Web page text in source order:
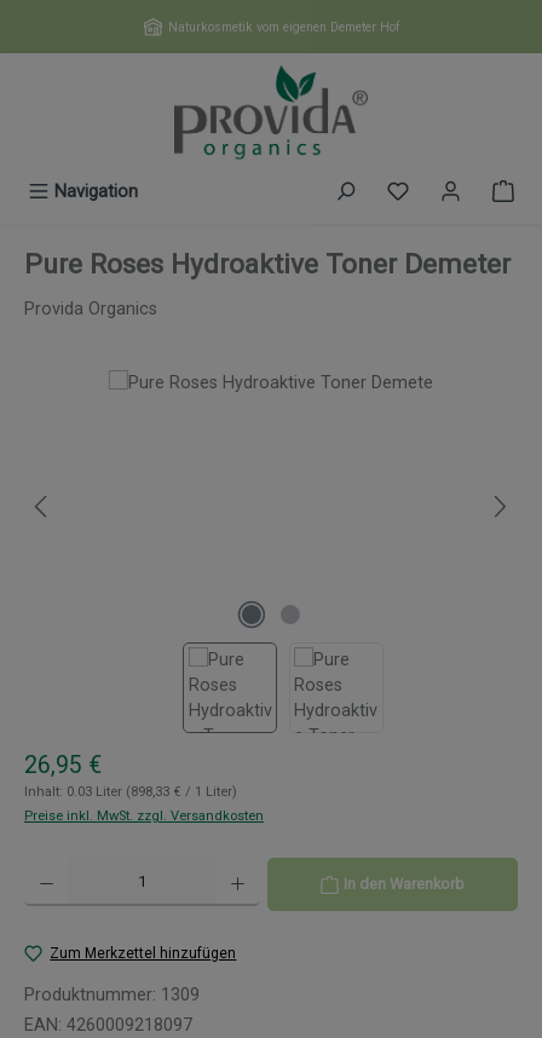
Zum Hauptinhalt springenNaturkosmetik vom eigenen Demeter Hof
Navigation Du hast 0
Pure Roses Hydroaktive Toner Demeter
Provida Organics
Bildergalerie überspringen
Regulärer Preis:
26,95 €
Inhalt: 0.03 Liter (898,33 € / 1 Liter)
Preise inkl. MwSt. zzgl. Versandkosten
Produkt Anzahl: Gib den gewünschten Wert ein oder benutze die Schaltflächen
In den Warenkorb
Zum Merkzettel hinzufügen
Produktnummer: 1309
EAN: 4260009218097